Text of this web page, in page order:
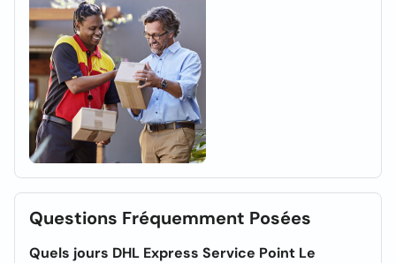
Questions Fréquemment Posées
Quels jours DHL Express Service Point Le